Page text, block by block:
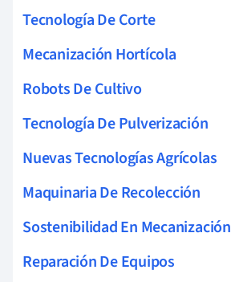
Tecnología De Corte
Mecanización Hortícola
Robots De Cultivo
Tecnología De Pulverización
Nuevas Tecnologías Agrícolas
Maquinaria De Recolección
Sostenibilidad En Mecanización
Reparación De Equipos